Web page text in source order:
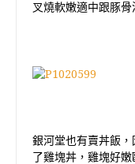
叉燒軟嫩適中跟豚
銀河堂也有賣丼飯
了雞塊丼，雞塊好